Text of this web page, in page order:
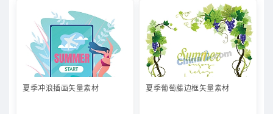
夏季冲浪插画矢量素材 夏季葡萄藤边框矢量素材